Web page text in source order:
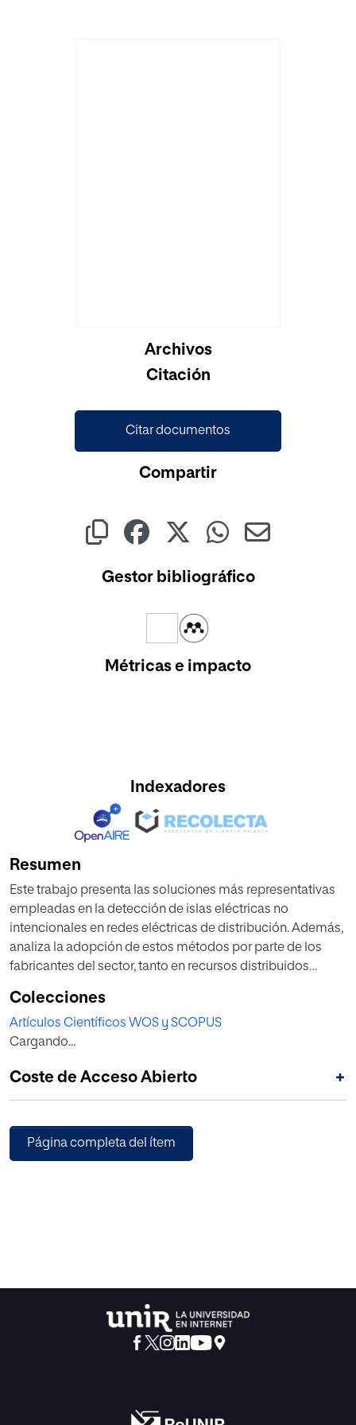
Archivos
Citación
Citar documentos
Compartir
Gestor bibliográfico
Métricas e impacto
Indexadores
Resumen
Este trabajo presenta las soluciones más representativas
empleadas en la detección de islas eléctricas no
intencionales en redes eléctricas de distribución. Además,
analiza la adopción de estos métodos por parte de los
fabricantes del sector, tanto en recursos distribuidos
para la monitorización del estado de la red. El trabajo
realiza también una comparativa de la normativa aplicable
en varios países europeos.
Colecciones
Artículos Científicos WOS y SCOPUS
Cargando...
Coste de Acceso Abierto +
Página completa del ítem